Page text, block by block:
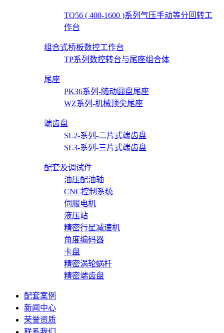
TQ56 ( 400-1600 )系列气压手动等分回转工
作台
组合式桥板数控工作台
TP系列数控转台与尾座组合体
尾座
PK36系列-随动圆盘尾座
WZ系列-机械顶尖尾座
端齿盘
SL2-系列-二片式端齿盘
SL3-系列-三片式端齿盘
配套及调试件
油压配油轴
CNC控制系统
伺服电机
液压站
精密行星减速机
角度编码器
卡盘
精密涡轮蜗杆
精密端齿盘
配套案例
新闻中心
荣誉资质